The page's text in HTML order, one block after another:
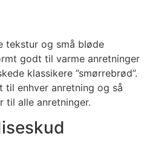
tekstur og små bløde
godt til varme anretninger
klassikere ’’smørrebrød’’.
enhver anretning og så
til alle anretninger.